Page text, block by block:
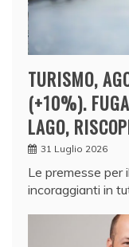
TURISMO,
(+10%).
LAGO,
31 Luglio 2026
Le premesse per
incoraggianti in